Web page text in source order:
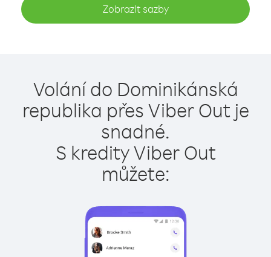
Zobrazit sazby
Volání do Dominikánská
republika přes Viber Out je
snadné.
S kredity Viber Out
můžete: